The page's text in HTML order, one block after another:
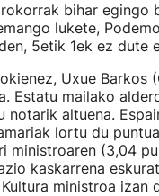
bihar egingo
lukete,
5etik 1ek ez dute
Uxue Barkos
Estatu mailako
notarik altuena.
lortu du
ministroaren (3,04
kaskarrena
ministroa izan